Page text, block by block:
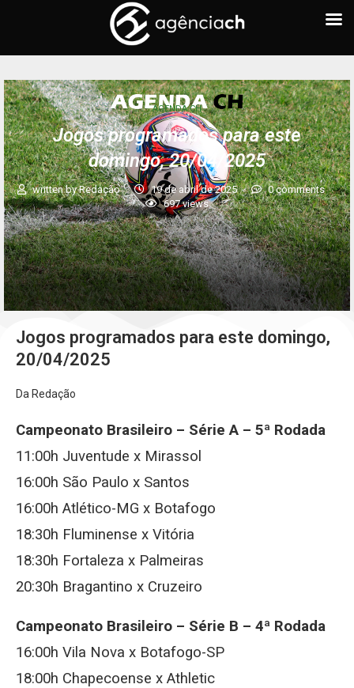
AGENDA CH
Jogos programados para este
domingo, 20/04/2025
written byRedação 19 de abril de 2025
0 comments
697views
Jogos programados para este domingo,
20/04/2025
Da Redação
Campeonato Brasileiro – Série A – 5ª Rodada
11:00h Juventude x Mirassol
16:00h São Paulo x Santos
16:00h Atlético-MG x Botafogo
18:30h Fluminense x Vitória
18:30h Fortaleza x Palmeiras
20:30h Bragantino x Cruzeiro
Campeonato Brasileiro – Série B – 4ª Rodada
16:00h Vila Nova x Botafogo-SP
18:00h Chapecoense x Athletic